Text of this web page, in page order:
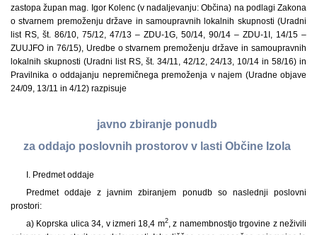
zastopa župan mag. Igor Kolenc (v nadaljevanju: Občina) na podlagi Zakona
o stvarnem premoženju države in samoupravnih lokalnih skupnosti (Uradni
list RS, št. 86/10, 75/12, 47/13 – ZDU-1G, 50/14, 90/14 – ZDU-1I, 14/15 –
ZUUJFO in 76/15), Uredbe o stvarnem premoženju države in samoupravnih
lokalnih skupnosti (Uradni list RS, št. 34/11, 42/12, 24/13, 10/14 in 58/16) in
Pravilnika o oddajanju nepremičnega premoženja v najem (Uradne objave
24/09, 13/11 in 4/12) razpisuje
javno zbiranje ponudb
za oddajo poslovnih prostorov v lasti Občine Izola
I. Predmet oddaje
Predmet oddaje z javnim zbiranjem ponudb so naslednji poslovni
prostori:
a) Koprska ulica 34, v izmeri 18,4 m2, z namembnostjo trgovine z neživili